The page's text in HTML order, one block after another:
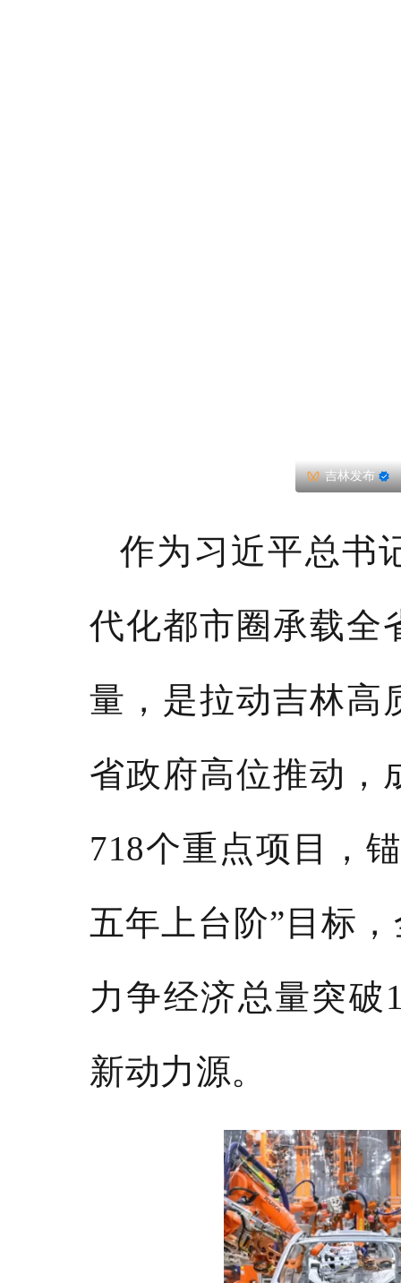
吉林发布
作为习近平总书
代化都市圈承载全
量，是拉动吉林高
省政府高位推动，
718个重点项目，
五年上台阶”目标
力争经济总量突破
新动力源。